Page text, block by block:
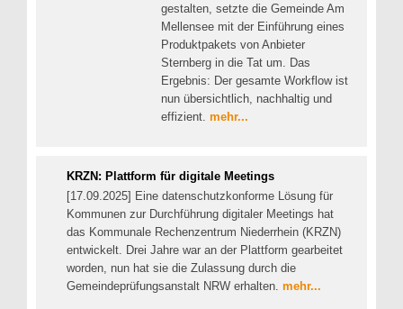
gestalten, setzte die Gemeinde Am
Mellensee mit der Einführung eines
Produktpakets von Anbieter
Sternberg in die Tat um. Das
Ergebnis: Der gesamte Workflow ist
nun übersichtlich, nachhaltig und
effizient. mehr...
KRZN: Plattform für digitale Meetings
[17.09.2025] Eine datenschutzkonforme Lösung für
Kommunen zur Durchführung digitaler Meetings hat
das Kommunale Rechenzentrum Niederrhein (KRZN)
entwickelt. Drei Jahre war an der Plattform gearbeitet
worden, nun hat sie die Zulassung durch die
Gemeindeprüfungsanstalt NRW erhalten. mehr...